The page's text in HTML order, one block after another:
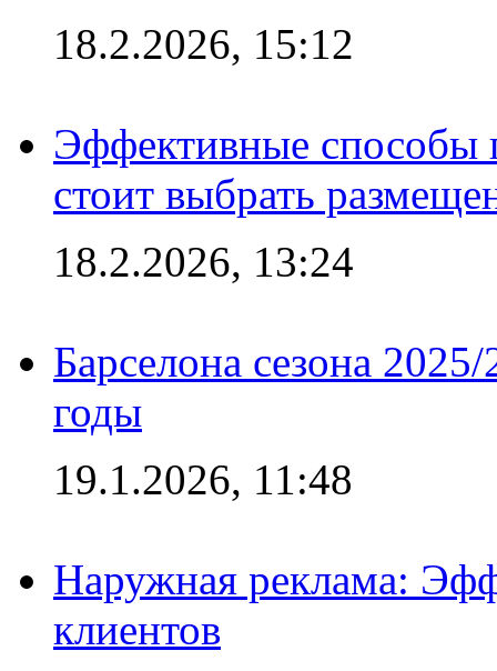
18.2.2026, 15:12
Эффективные способы
стоит выбрать
18.2.2026, 13:24
Барселона сезона
годы
19.1.2026, 11:48
Наружная реклама:
клиентов